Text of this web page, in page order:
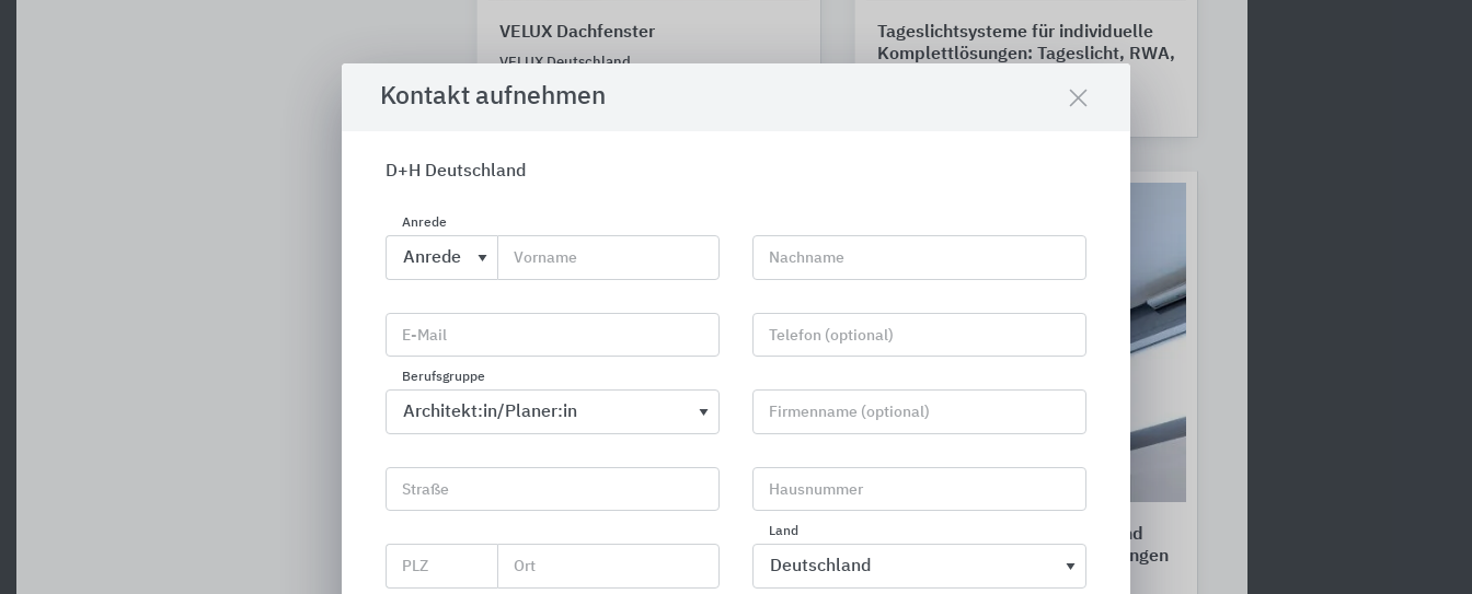
VELUX Dachfenster
VELUX Deutschland
Tageslichtsysteme für individuelle
Komplettlösungen: Tageslicht, RWA,
Tageslichtsysteme aus Kunststoff,
Glas und Grillodur®
VELUX Commercial Deutschland
Fenster: Antriebe, Öffnungs- und
Verriegelungssysteme, Steuerungen
Kontakt aufnehmen
D+H Deutschland
Anrede
Vorname Nachname
E-Mail Telefon (optional)
Berufsgruppe
Firmenname (optional)
Straße Hausnummer
PLZ Ort
Land